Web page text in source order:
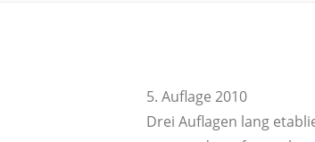
5. Auf­la­ge 2010
Drei Auf­la­gen lang